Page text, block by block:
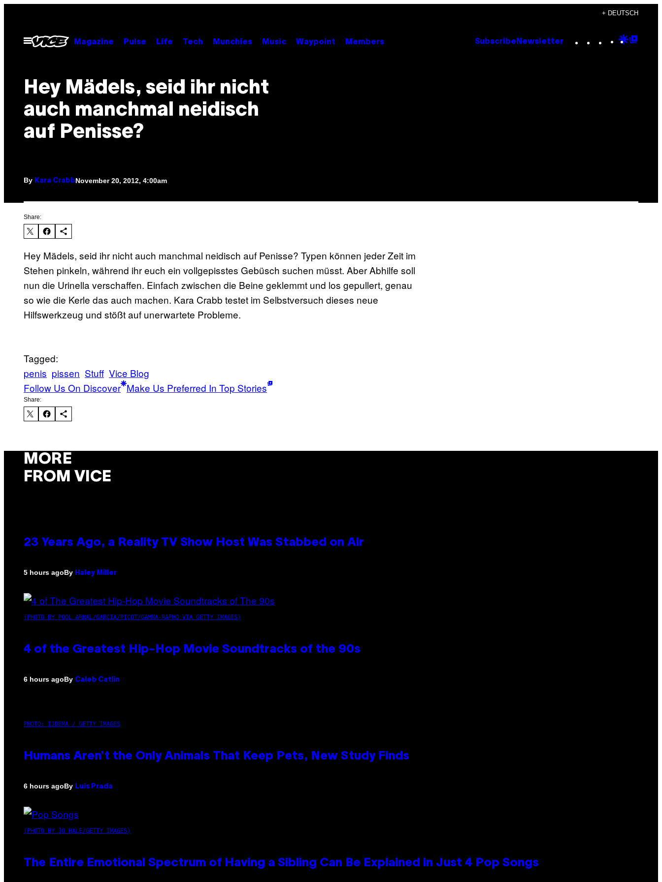
content
+ DEUTSCH
Open
Menu
Magazine Pulse Life Tech Munchies Music Waypoint Members Subscribe Newsletter Instagram
TikTok
YouTube
Google
Hey Mädels, seid ihr nicht
auch manchmal neidisch
auf Penisse?
By Kara CrabbNovember 20, 2012, 4:00am
Share:
Hey Mädels, seid ihr nicht auch manchmal neidisch auf Penisse? Typen können jeder Zeit im
Stehen pinkeln, während ihr euch ein vollgepisstes Gebüsch suchen müsst. Aber Abhilfe soll
nun die Urinella verschaffen. Einfach zwischen die Beine geklemmt und los gepullert, genau
so wie die Kerle das auch machen. Kara Crabb testet im Selbstversuch dieses neue
Hilfswerkzeug und stößt auf unerwartete Probleme.
Tagged:
penis pissen Stuff Vice Blog
Follow Us On Discover Make Us Preferred In Top Stories
Share:
MORE
FROM VICE
23 Years Ago, a Reality TV Show Host Was Stabbed on Air
5 hours agoBy Haley Miller
(PHOTO BY POOL ARNAL/GARCIA/PICOT/GAMMA-RAPHO VIA GETTY IMAGES)
4 of the Greatest Hip-Hop Movie Soundtracks of the 90s
6 hours agoBy Caleb Catlin
PHOTO: IJDEMA / GETTY IMAGES
Humans Aren’t the Only Animals That Keep Pets, New Study Finds
6 hours agoBy Luis Prada
(PHOTO BY JO HALE/GETTY IMAGES)
The Entire Emotional Spectrum of Having a Sibling Can Be Explained in Just 4 Pop Songs